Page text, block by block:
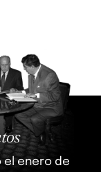
el enero de